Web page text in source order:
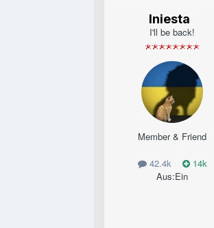
Iniesta
I'll be back!
Member & Friend
42.4k
14k
Aus:Ein